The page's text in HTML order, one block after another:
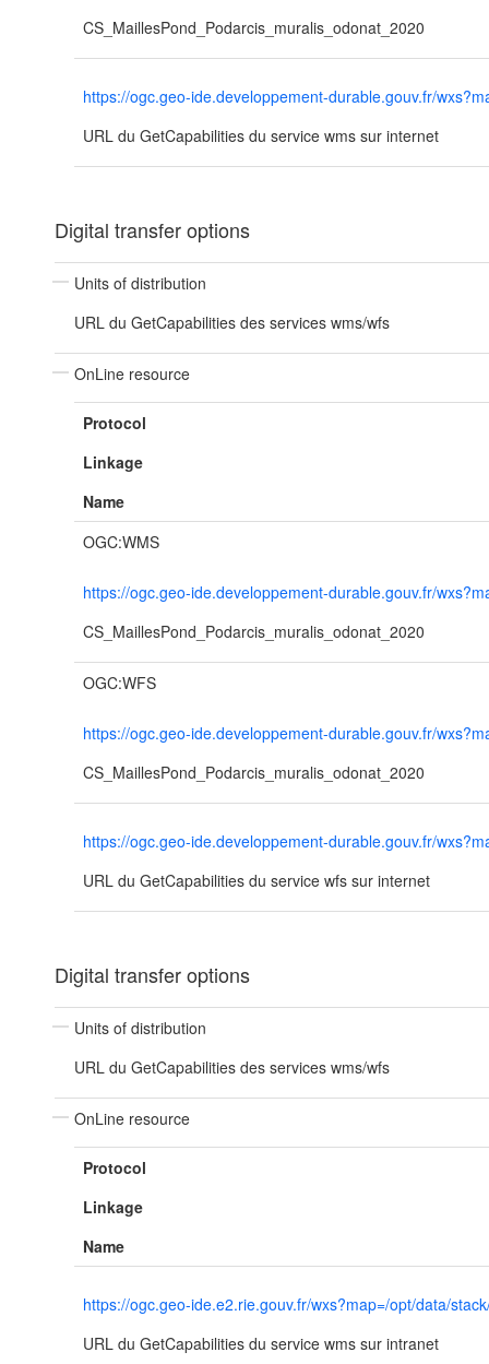
CS_MaillesPond_Podarcis_muralis_odonat_2020
https://ogc.geo-ide.developpement-durable.gouv.fr/
URL du GetCapabilities du service wms sur internet
Digital transfer options
Units of distribution
URL du GetCapabilities des services wms/wfs
OnLine resource
Protocol
Linkage
Name
OGC:WMS
https://ogc.geo-ide.developpement-durable.gouv.fr/
CS_MaillesPond_Podarcis_muralis_odonat_2020
OGC:WFS
https://ogc.geo-ide.developpement-durable.gouv.fr/
CS_MaillesPond_Podarcis_muralis_odonat_2020
https://ogc.geo-ide.developpement-durable.gouv.fr/
URL du GetCapabilities du service wfs sur internet
Digital transfer options
Units of distribution
URL du GetCapabilities des services wms/wfs
OnLine resource
Protocol
Linkage
Name
https://ogc.geo-ide.e2.rie.gouv.fr/wxs?map=/opt/data/
URL du GetCapabilities du service wms sur intranet